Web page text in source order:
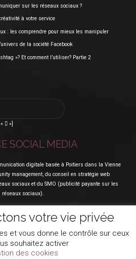
sur les réseaux sociaux ?
à votre service
: les comprendre pour mieux les manipuler
de la société Facebook
»? Et comment l’utiliser? Partie 2
 »]
SOCIAL MEDIA
digitale basée à Poitiers dans la Vienne
management, du conseil en stratégie web
sociaux et du SMO (publicité payante sur les
réseaux sociaux).
••• IDÉFIXE ® •••
Mentions légales
votre vie privée
et vous donne le contrôle sur ceux
souhaitez activer
des cookies